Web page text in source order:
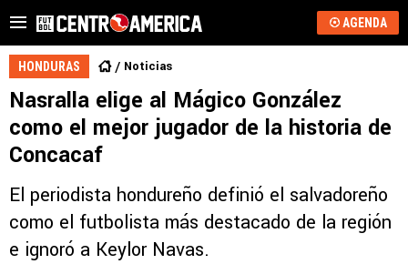
AGENDA
HONDURAS Noticias
Nasralla elige al Mágico González
como el mejor jugador de la historia de
Concacaf
El periodista hondureño definió el salvadoreño
como el futbolista más destacado de la región
e ignoró a Keylor Navas.